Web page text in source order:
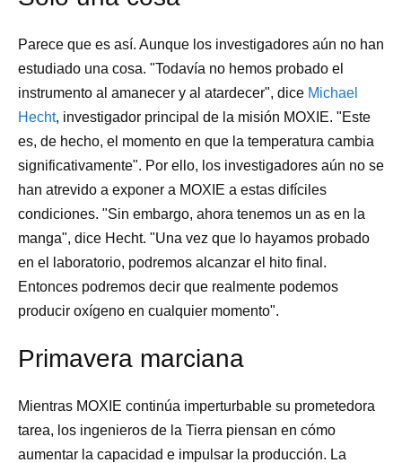
Parece que es así. Aunque los investigadores aún no han
estudiado una cosa. "Todavía no hemos probado el
instrumento al amanecer y al atardecer", dice Michael
Hecht, investigador principal de la misión MOXIE. "Este
es, de hecho, el momento en que la temperatura cambia
significativamente". Por ello, los investigadores aún no se
han atrevido a exponer a MOXIE a estas difíciles
condiciones. "Sin embargo, ahora tenemos un as en la
manga", dice Hecht. "Una vez que lo hayamos probado
en el laboratorio, podremos alcanzar el hito final.
Entonces podremos decir que realmente podemos
producir oxígeno en cualquier momento".
Primavera marciana
Mientras MOXIE continúa imperturbable su prometedora
tarea, los ingenieros de la Tierra piensan en cómo
aumentar la capacidad e impulsar la producción. La